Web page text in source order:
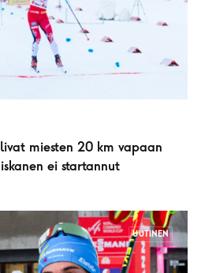
miesten 20 km vapaan
ei startannut
UUTINEN